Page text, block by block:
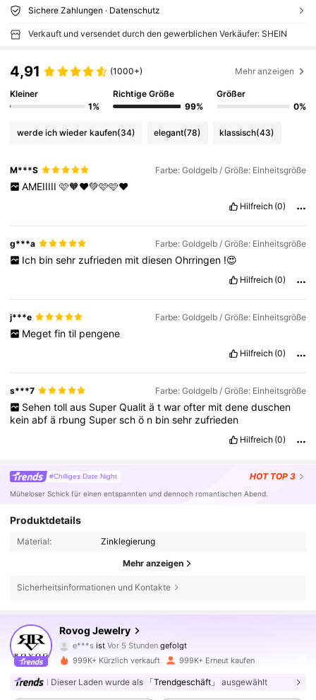
Sichere Zahlungen · Datenschutz
Verkauft und versendet durch den gewerblichen Verkäufer: SHEIN
4,91 (1000+) Mehr anzeigen
Kleiner
1%
Richtige Größe
99%
Größer
0%
werde ich wieder kaufen(34) elegant(78) klassisch(43)
M***S Farbe: Goldgelb / Größe: Einheitsgröße
AMEIIIII 🩷🧡❤️💚🩷🩷❤️
Hilfreich (0)
g***a Farbe: Goldgelb / Größe: Einheitsgröße
Ich bin sehr zufrieden mit diesen Ohrringen !😍
Hilfreich (0)
j***e Farbe: Goldgelb / Größe: Einheitsgröße
Meget fin til pengene
Hilfreich (0)
s***7 Farbe: Goldgelb / Größe: Einheitsgröße
Sehen toll aus Super Qualit ä t war ofter mit dene duschen
keinabfä rbung Superschö n binsehr zufrieden
Hilfreich (0)
#Chilliges Date Night HOT TOP 3
Müheloser Schick für einen entspannten und dennoch romantischen Abend.
Produktdetails
Material: Zinklegierung
Mehr anzeigen
Sicherheitsinformationen und Kontakte
Rovog Jewelry
e***s ist Vor 5 Stunden gefolgt
4,88
84K Follower
999K+ Kürzlich verkauft 999K+ Erneut kaufen
Dieser Laden wurde als 「Trendgeschäft」 ausgewählt